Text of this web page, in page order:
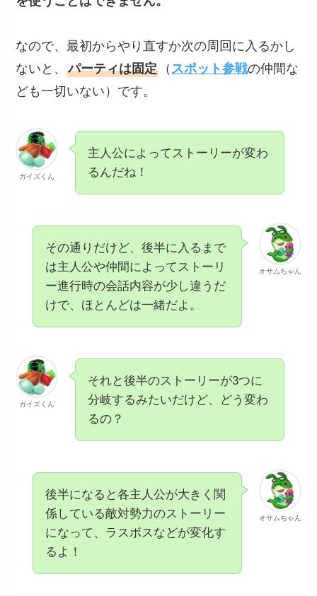
なので、最初からやり直すか次の周回に入るかし
ないと、パーティは固定 （ スポット参戦の仲間な
ども一切いない）です。
ガイズくん
主人公によってストーリーが変わ
るんだね！
オサムちゃん
その通りだけど、後半に入るまで
は主人公や仲間によってストーリ
ー進行時の会話内容が少し違うだ
けで、ほとんどは一緒だよ。
ガイズくん
それと後半のストーリーが3つに
分岐するみたいだけど、どう変わ
るの？
オサムちゃん
後半になると各主人公が大きく関
係している敵対勢力のストーリー
になって、ラスボスなどが変化す
るよ！